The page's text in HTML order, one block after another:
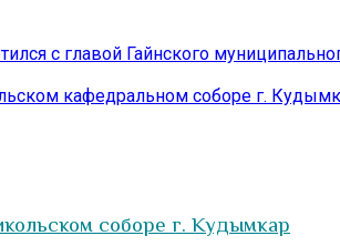
с главой Гайнского
кафедральном соборе г.
соборе г. Кудымкар